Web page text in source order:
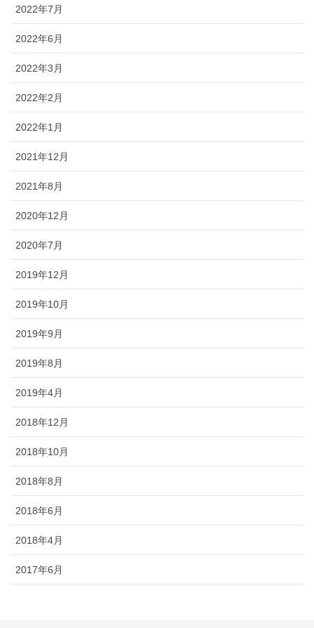
2022年7月
2022年6月
2022年3月
2022年2月
2022年1月
2021年12月
2021年8月
2020年12月
2020年7月
2019年12月
2019年10月
2019年9月
2019年8月
2019年4月
2018年12月
2018年10月
2018年8月
2018年6月
2018年4月
2017年6月